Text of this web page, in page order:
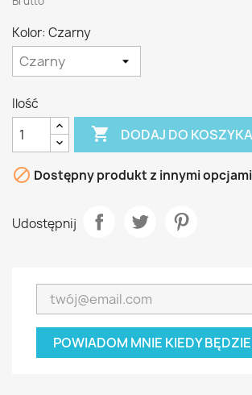
Kolor: Czarny
Ilość
 DODAJ DO KOSZYKA
 Dostępny produkt z innymi opcjami
Udostępnij
POWIADOM MNIE KIEDY